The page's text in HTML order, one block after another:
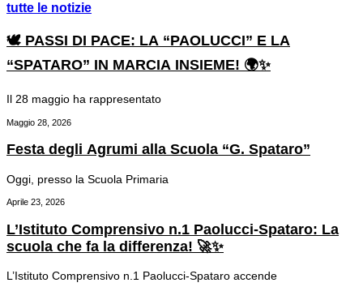
tutte le notizie
🕊️ PASSI DI PACE: LA “PAOLUCCI” E LA
“SPATARO” IN MARCIA INSIEME! 🌍✨
Il 28 maggio ha rappresentato
Maggio 28, 2026
Festa degli Agrumi alla Scuola “G. Spataro”
Oggi, presso la Scuola Primaria
Aprile 23, 2026
L’Istituto Comprensivo n.1 Paolucci-Spataro: La
scuola che fa la differenza! 🚀✨
L’Istituto Comprensivo n.1 Paolucci-Spataro accende